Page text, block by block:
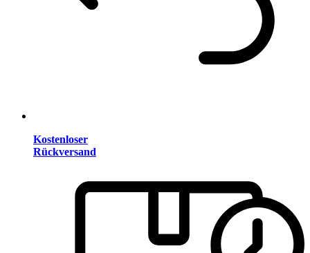
Kostenloser
Rückversand